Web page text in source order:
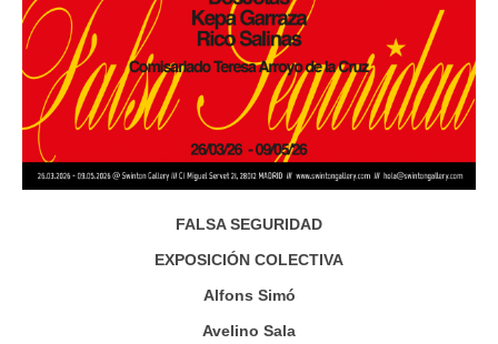
FALSA SEGURIDAD
EXPOSICIÓN COLECTIVA
Alfons Simó
Avelino Sala